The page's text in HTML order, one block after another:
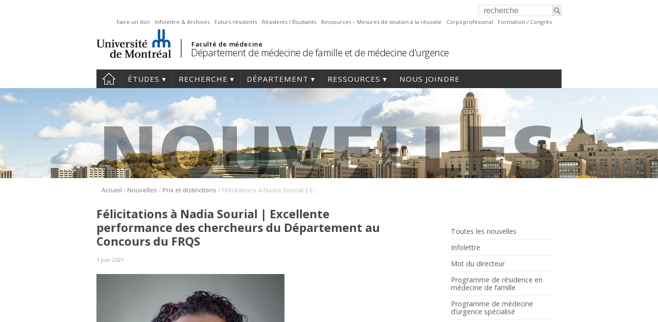
Faire un don Infolettre & Archives Futurs résidents Résidents / Étudiants Ressources – Mesures de soutien à la réussite Corps professoral Formation / Congrès
Faculté de médecine
Département de médecine de famille et de médecine d’urgence
ÉTUDES RECHERCHE DÉPARTEMENT RESSOURCES NOUS JOINDRE
Accueil / Nouvelles / Prix et distinctions / Félicitations à Nadia Sourial | Excellente performance des chercheurs du Département au Concours du FRQS
Toutes les nouvelles
Infolettre
Mot du directeur
Programme de résidence en
médecine de famille
Programme de médecine
d’urgence spécialisé
Félicitations à Nadia Sourial | Excellente
performance des chercheurs du Département au
Concours du FRQS
1 juin 2021